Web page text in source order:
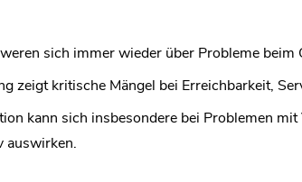
sich immer wieder über Probleme
zeigt kritische Mängel bei Erreichbarkeit,
kann sich insbesondere bei Problemen
auswirken.